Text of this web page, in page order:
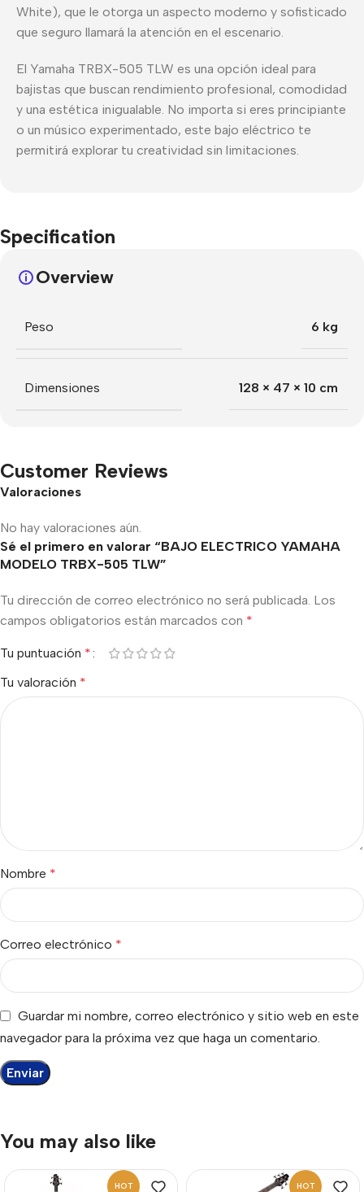
White), que le otorga un aspecto moderno y sofisticado
que seguro llamará la atención en el escenario.
El Yamaha TRBX-505 TLW es una opción ideal para
bajistas que buscan rendimiento profesional, comodidad
y una estética inigualable. No importa si eres principiante
o un músico experimentado, este bajo eléctrico te
permitirá explorar tu creatividad sin limitaciones.
Specification
Overview
Peso 6 kg
Dimensiones 128 × 47 × 10 cm
Customer Reviews
Valoraciones
No hay valoraciones aún.
Sé el primero en valorar “BAJO ELECTRICO YAMAHA
MODELO TRBX-505 TLW”
Tu dirección de correo electrónico no será publicada. Los
campos obligatorios están marcados con *
Tu puntuación *
Tu valoración *
Nombre *
Correo electrónico *
Guardar mi nombre, correo electrónico y sitio web en este
navegador para la próxima vez que haga un comentario.
You may also like
HOT HOT